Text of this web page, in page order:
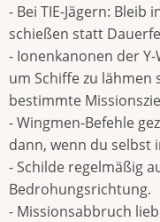
- Bei TIE-Jägern: Bleib
schießen statt
- Ionenkanonen der
um Schiffe zu
bestimmte
- Wingmen-Befehle
dann, wenn du selbst
- Schilde regelmäßig
Bedrohungsrichtung.
- Missionsabbruch